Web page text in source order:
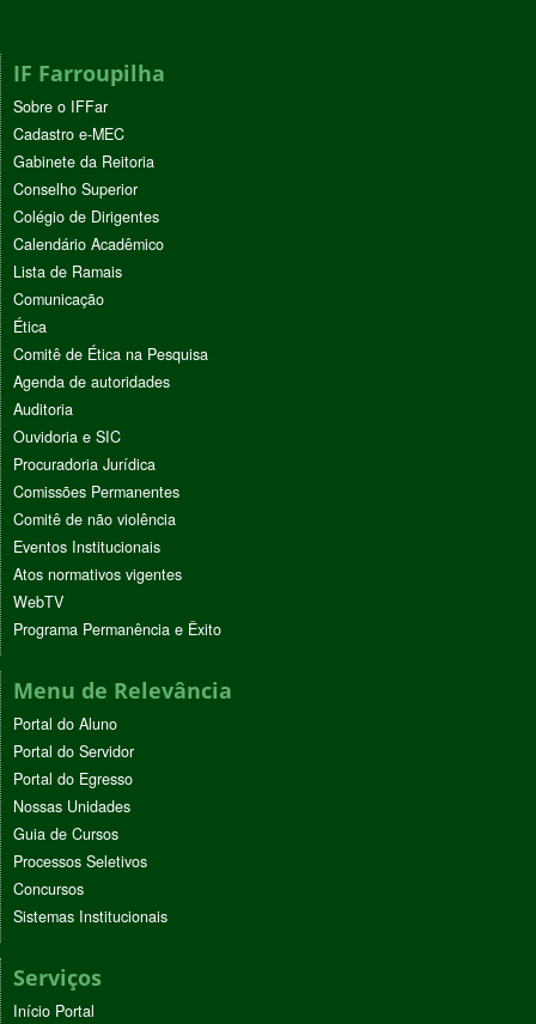
IF Farroupilha
Sobre o IFFar
Cadastro e-MEC
Gabinete da Reitoria
Conselho Superior
Colégio de Dirigentes
Calendário Acadêmico
Lista de Ramais
Comunicação
Ética
Comitê de Ética na Pesquisa
Agenda de autoridades
Auditoria
Ouvidoria e SIC
Procuradoria Jurídica
Comissões Permanentes
Comitê de não violência
Eventos Institucionais
Atos normativos vigentes
WebTV
Programa Permanência e Êxito
Menu de Relevância
Portal do Aluno
Portal do Servidor
Portal do Egresso
Nossas Unidades
Guia de Cursos
Processos Seletivos
Concursos
Sistemas Institucionais
Serviços
Início Portal